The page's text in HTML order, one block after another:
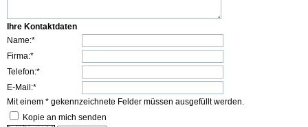
Ihre Kontaktdaten
Name:*
Firma:*
Telefon:*
E-Mail:*
Mit einem * gekennzeichnete Felder müssen ausgefüllt werden.
Kopie an mich senden